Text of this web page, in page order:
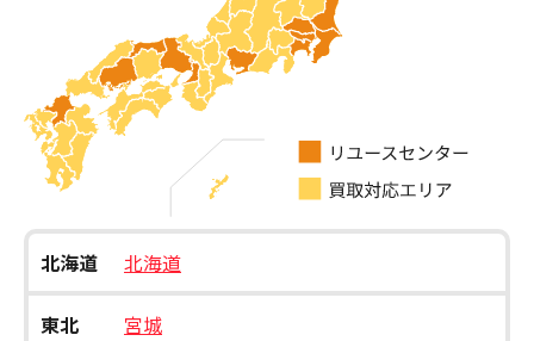
北海道 北海道
東北 宮城